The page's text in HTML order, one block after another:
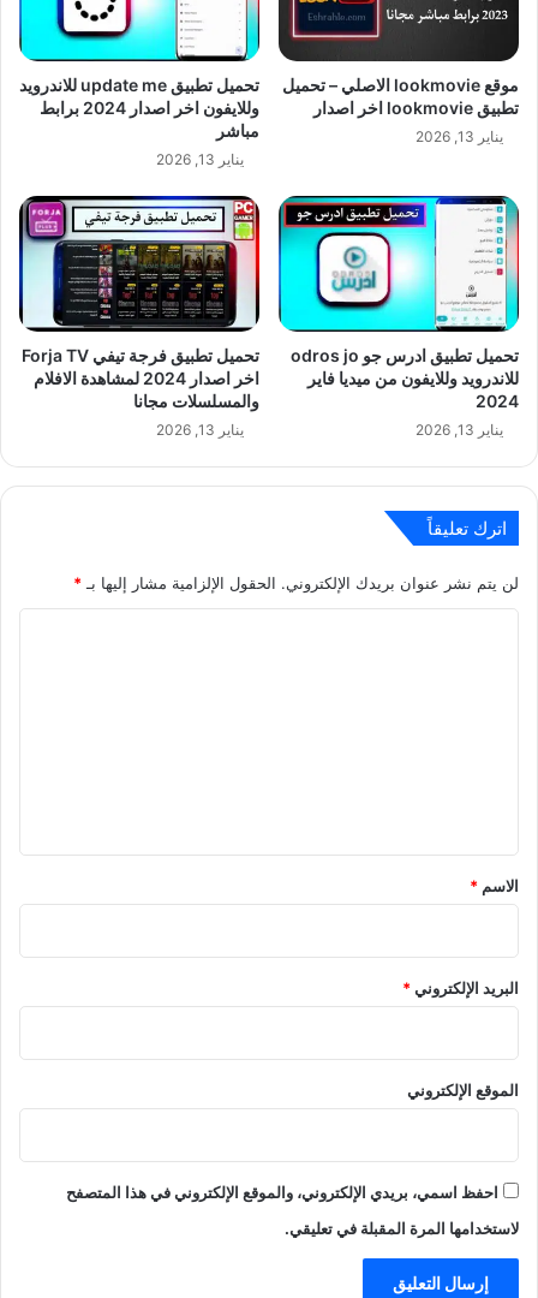
موقع lookmovie الاصلي – تحميل
تطبيق lookmovie اخر اصدار
يناير 13, 2026
تحميل تطبيق update me للاندرويد
وللايفون اخر اصدار 2024 برابط
مباشر
يناير 13, 2026
تحميل تطبيق ادرس جو odros jo
للاندرويد وللايفون من ميديا فاير
2024
يناير 13, 2026
تحميل تطبيق فرجة تيفي Forja TV
اخر اصدار 2024 لمشاهدة الافلام
والمسلسلات مجانا
يناير 13, 2026
اترك تعليقاً
لن يتم نشر عنوان بريدك الإلكتروني. الحقول الإلزامية مشار إليها بـ *
*
الاسم *
البريد الإلكتروني*
الموقع الإلكتروني
احفظ اسمي، بريدي الإلكتروني، والموقع الإلكتروني في هذا المتصفح
لاستخدامها المرة المقبلة في تعليقي.